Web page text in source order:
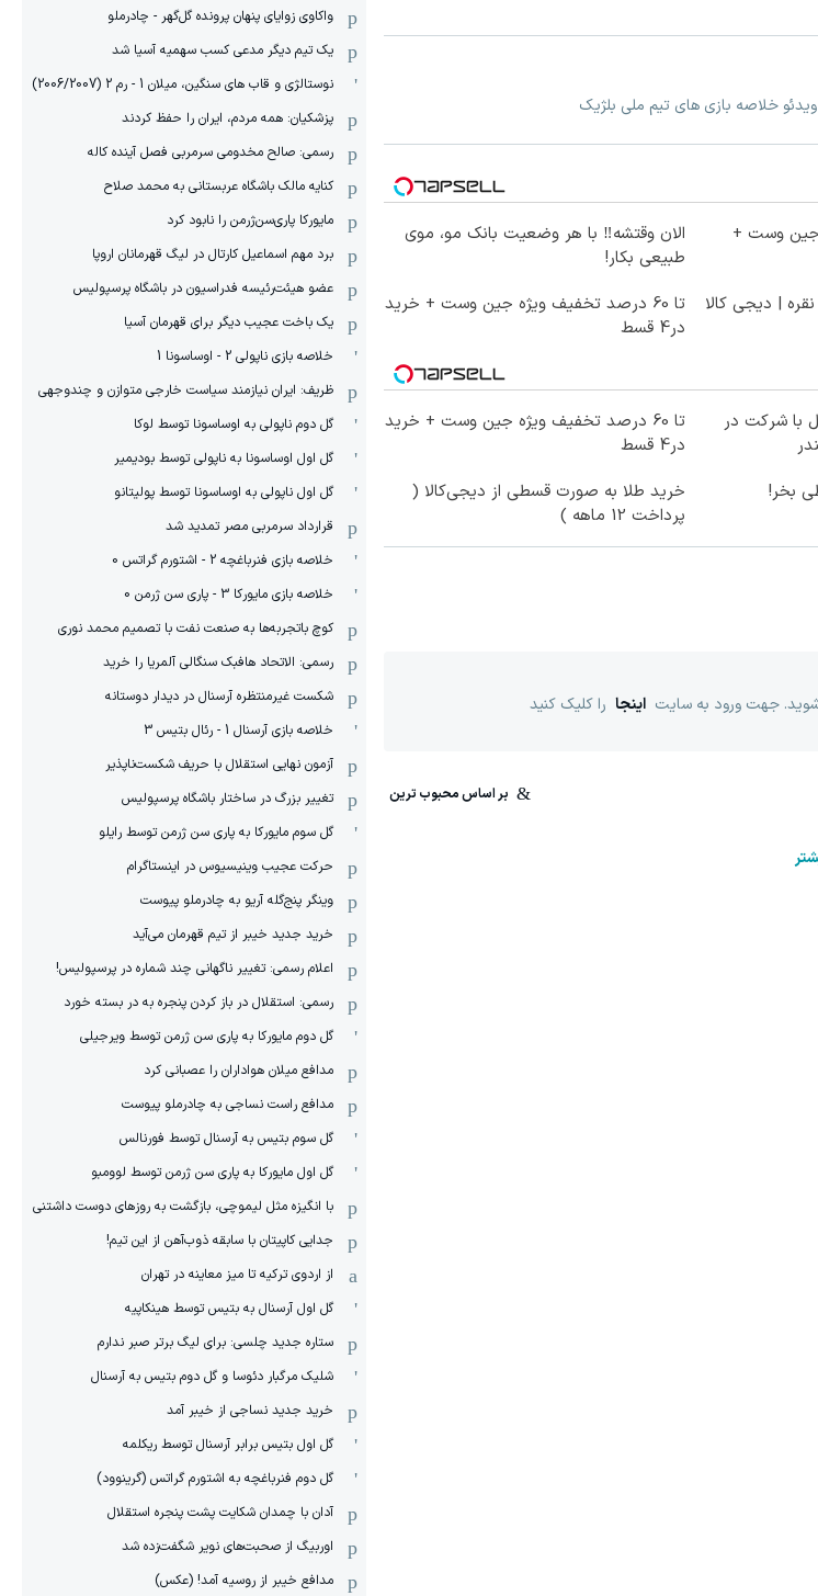
خلاصه بازی های تیم ملی بلژیک
جین وست +
الان وقتشه‼️ با هر وضعیت بانک مو، موی
طبیعی بکار!
| دیجی کالا
تا 60 درصد تخفیف ویژه جین وست + خرید
در4 قسط
با شرکت در
تا 60 درصد تخفیف ویژه جین وست + خرید
در4 قسط
بخر!
خرید طلا به صورت قسطی از دیجی‌کالا (
پرداخت 12 ماهه )
شوید. جهت ورود به سایت اینجا را کلیک کنید
واکاوی زوایای پنهان پرونده گل‌گهر - چادرملو
یک تیم دیگر مدعی کسب سهمیه آسیا شد
نوستالژی و قاب های سنگین، میلان 1 - رم 2 (2006/2007)
پزشکیان: همه مردم، ایران را حفظ کردند
رسمی: صالح مخدومی سرمربی فصل آینده کاله
کنایه مالک باشگاه عربستانی به محمد صلاح
مایورکا پاری‌سن‌ژرمن را نابود کرد
برد مهم اسماعیل کارتال در لیگ قهرمانان اروپا
عضو هیئت‌رئیسه فدراسیون در باشگاه پرسپولیس
یک باخت عجیب دیگر برای قهرمان آسیا
خلاصه بازی ناپولی 2 - اوساسونا 1
ظریف: ایران نیازمند سیاست خارجی متوازن و چندوجهی
گل دوم ناپولی به اوساسونا توسط لوکا
گل اول اوساسونا به ناپولی توسط بودیمیر
گل اول ناپولی به اوساسونا توسط پولیتانو
قرارداد سرمربی مصر تمدید شد
خلاصه بازی فنرباغچه 2 - اشتورم گراتس 0
خلاصه بازی مایورکا 3 - پاری سن ژرمن 0
کوچ باتجربه‌ها به صنعت نفت با تصمیم محمد نوری
رسمی: الاتحاد هافبک سنگالی آلمریا را خرید
شکست غیرمنتظره آرسنال در دیدار دوستانه
خلاصه بازی آرسنال 1 - رئال بتیس 3
آزمون نهایی استقلال با حریف شکست‌ناپذیر
تغییر بزرگ در ساختار باشگاه پرسپولیس
گل سوم مایورکا به پاری سن ژرمن توسط رایلو
حرکت عجیب وینیسیوس در اینستاگرام
وینگر پنج‌گله آریو به چادرملو پیوست
خرید جدید خیبر از تیم قهرمان می‌آید
اعلام رسمی: تغییر ناگهانی چند شماره در پرسپولیس!
رسمی: استقلال در باز کردن پنجره به در بسته خورد
گل دوم مایورکا به پاری سن ژرمن توسط ویرجیلی
مدافع میلان هواداران را عصبانی کرد
مدافع راست نساجی به چادرملو پیوست
گل سوم بتیس به آرسنال توسط فورنالس
گل اول مایورکا به پاری سن ژرمن توسط لوومبو
با انگیزه مثل لیموچی، بازگشت به روزهای دوست داشتنی
جدایی کاپیتان با سابقه ذوب‌آهن از این تیم!
از اردوی ترکیه تا میز معاینه در تهران
گل اول آرسنال به بتیس توسط هینکاپیه
ستاره جدید چلسی: برای لیگ برتر صبر ندارم
شلیک مرگبار دئوسا و گل دوم بتیس به آرسنال
خرید جدید نساجی از خیبر آمد
گل اول بتیس برابر آرسنال توسط ریکلمه
گل دوم فنرباغچه به اشتورم گراتس (گرینوود)
آدان با چمدان شکایت پشت پنجره استقلال
اوربیگ از صحبت‌های نویر شگفت‌زده شد
مدافع خیبر از روسیه آمد! (عکس)